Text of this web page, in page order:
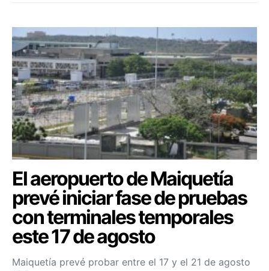
El aeropuerto de Maiquetía
prevé iniciar fase de pruebas
con terminales temporales
este 17 de agosto
Maiquetía prevé probar entre el 17 y el 21 de agosto